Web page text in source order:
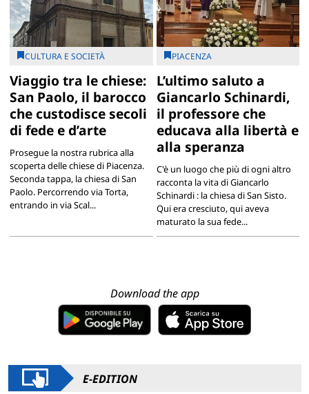
CULTURA E SOCIETÀ
Viaggio tra le chiese:
San Paolo, il barocco
che custodisce secoli
di fede e d’arte
Prosegue la nostra rubrica alla
scoperta delle chiese di Piacenza.
Seconda tappa, la chiesa di San
Paolo. Percorrendo via Torta,
entrando in via Scal...
PIACENZA
L’ultimo saluto a
Giancarlo Schinardi,
il professore che
educava alla libertà e
alla speranza
C'è un luogo che più di ogni altro
racconta la vita di Giancarlo
Schinardi : la chiesa di San Sisto.
Qui era cresciuto, qui aveva
maturato la sua fede...
Download the app
E-EDITION